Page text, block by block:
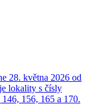
28. května 2026 od
lokality s čísly
156, 165 a 170.